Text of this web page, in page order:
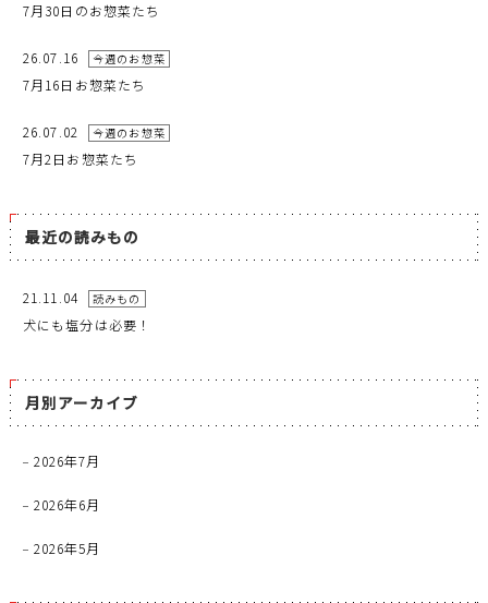
7月30日のお惣菜たち
26.07.16 今週のお惣菜
7月16日お惣菜たち
26.07.02 今週のお惣菜
7月2日お惣菜たち
最近の読みもの
21.11.04 読みもの
犬にも塩分は必要！
月別アーカイブ
2026年7月
2026年6月
2026年5月